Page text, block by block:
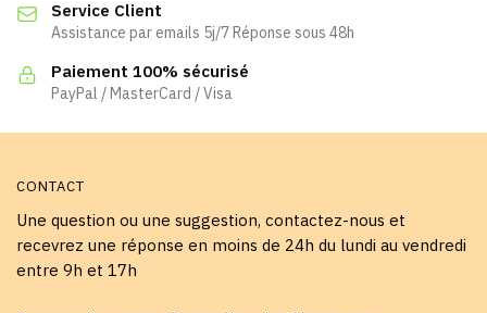
Service Client
Assistance par emails 5j/7 Réponse sous 48h
Paiement 100% sécurisé
PayPal / MasterCard / Visa
CONTACT
Une question ou une suggestion, contactez-nous et
recevrez une réponse en moins de 24h du lundi au vendredi
entre 9h et 17h